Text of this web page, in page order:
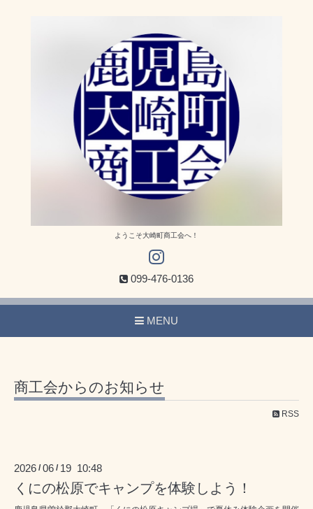
ようこそ大崎町商工会へ！
099-476-0136
MENU
商工会からのお知らせ
RSS
2026 /06 / 19 10:48
くにの松原でキャンプを体験しよう！